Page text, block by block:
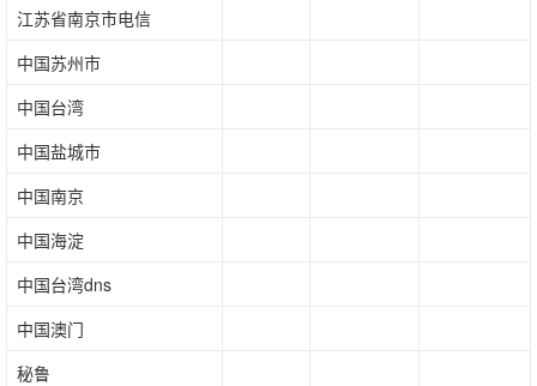
江苏省南京市电信
中国苏州市
中国台湾
中国盐城市
中国南京
中国海淀
中国台湾dns
中国澳门
秘鲁